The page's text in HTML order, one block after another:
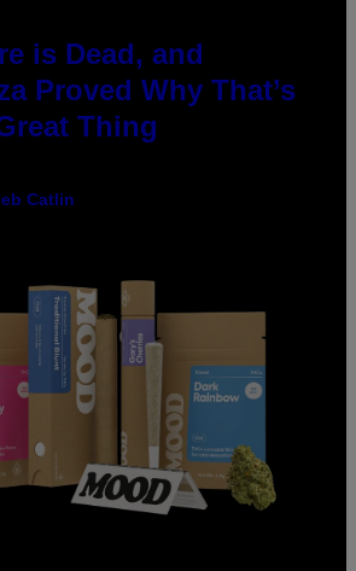
is Dead, and
Proved Why That’s
Thing
Catlin